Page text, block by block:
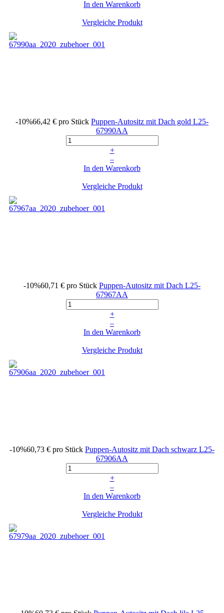
In den Warenkorb
Vergleiche Produkt
-10%66,42 € pro Stück Puppen-Autositz mit Dach gold L25-
67990AA
+
–
In den Warenkorb
Vergleiche Produkt
-10%60,71 € pro Stück Puppen-Autositz mit Dach L25-
67967AA
+
–
In den Warenkorb
Vergleiche Produkt
-10%60,73 € pro Stück Puppen-Autositz mit Dach schwarz L25-
67906AA
+
–
In den Warenkorb
Vergleiche Produkt